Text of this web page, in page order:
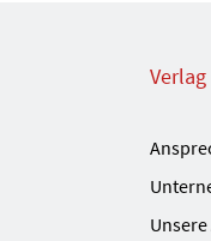
Verlag